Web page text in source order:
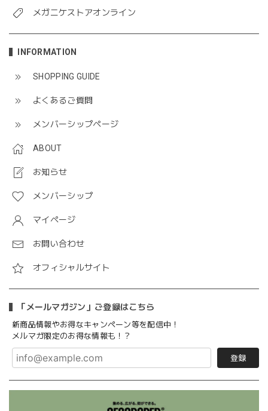
メガニケストアオンライン
INFORMATION
SHOPPING GUIDE
よくあるご質問
メンバーシップページ
ABOUT
お知らせ
メンバーシップ
マイページ
お問い合わせ
オフィシャルサイト
「メールマガジン」ご登録はこちら
新商品情報やお得なキャンペーン等を配信中！
メルマガ限定のお得な情報も！？
登録